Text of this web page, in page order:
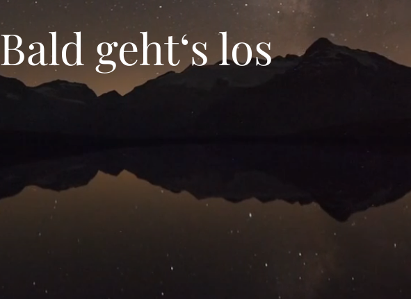
Bald geht‘s los